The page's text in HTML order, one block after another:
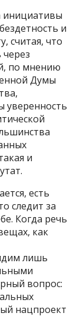
инициативы
и
считая, что
по мнению
Думы
уверенность
и
есть
следит за
Когда речь
как
лишь
вопрос:
нацпроект